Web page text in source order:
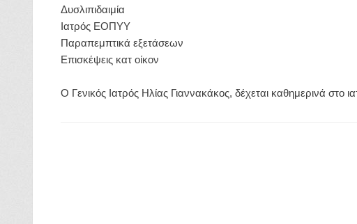
Δυσλιπιδαιμία
Ιατρός ΕΟΠΥΥ
Παραπεμπτικά εξετάσεων
Επισκέψεις κατ οίκον
O Γενικός Ιατρός Ηλίας Γιαννακάκος, δέχεται καθημερινά στο